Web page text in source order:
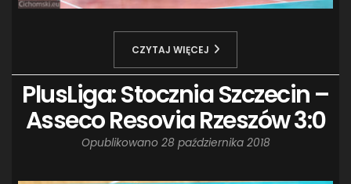
CZYTAJ WIĘCEJ
PlusLiga: Stocznia Szczecin –
Asseco Resovia Rzeszów 3:0
Opublikowano 28 października 2018